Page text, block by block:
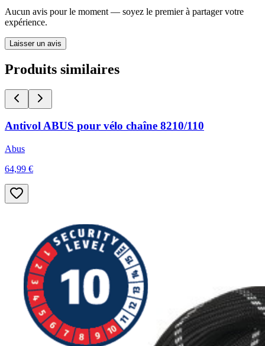
Aucun avis pour le moment — soyez le premier à partager votre
expérience.
Laisser un avis
Produits similaires
Antivol ABUS pour vélo chaîne 8210/110
Abus
64,99 €